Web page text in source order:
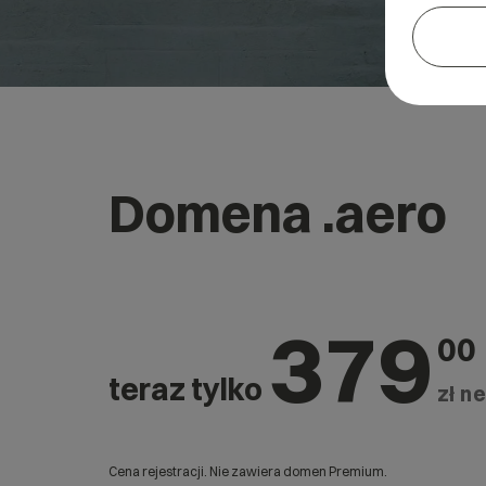
Domena .aero
teraz tylko 379 00
zł
Cena rejestracji. Nie zawiera domen Premium.